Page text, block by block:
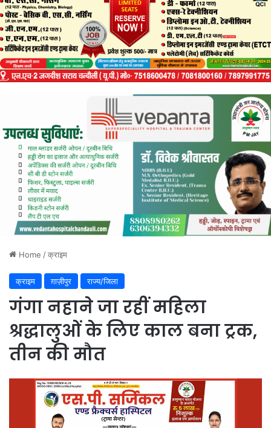
Home /क्राइम
क्राइम ग़ाज़ीपुर राज्य/जिला
गंगा नहाने जा रहीं महिला
श्रद्धालुओं के लिए काल बना ट्रक,
तीन की मौत